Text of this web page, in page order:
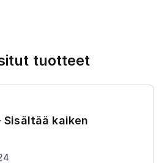
tuotteet
kaiken